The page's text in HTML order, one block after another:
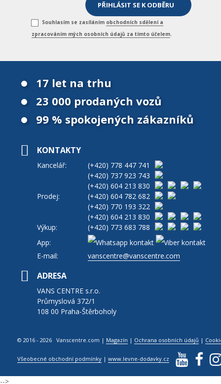
Souhlasím se zasíláním obchodních sdělení a
zpracováním mých osobních údajů za tímto účelem.
17 let na trhu
23 000 prodaných vozů
99 % spokojených zákazníků
KONTAKTY
Kancelář: (+420) 778 447 741
(+420) 737 923 743
(+420) 604 213 830
Prodej:
(+420) 604 782 682
(+420) 770 193 322
(+420) 604 213 830
Výkup:
(+420) 773 683 788
App:
E-mail:
vanscentre@vanscentre.com
ADRESA
VANS CENTRE s.r.o.
Průmyslová 372/1
108 00 Praha-Štěrboholy
© 2016 - 2026 Vanscentre.com | Magazín | Ochrana osobních údajů |
Všeobecné obchodní podmínky |www.levne-dodavky.cz
-->